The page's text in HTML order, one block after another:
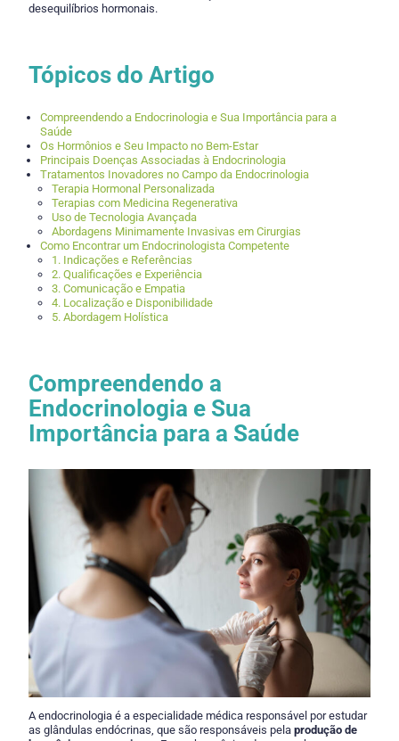
desequilíbrios hormonais.
Tópicos do Artigo
Compreendendo a Endocrinologia e Sua Importância para a
Saúde
Os Hormônios e Seu Impacto no Bem-Estar
Principais Doenças Associadas à Endocrinologia
Tratamentos Inovadores no Campo da Endocrinologia
Terapia Hormonal Personalizada
Terapias com Medicina Regenerativa
Uso de Tecnologia Avançada
Abordagens Minimamente Invasivas em Cirurgias
Como Encontrar um Endocrinologista Competente
1. Indicações e Referências
2. Qualificações e Experiência
3. Comunicação e Empatia
4. Localização e Disponibilidade
5. Abordagem Holística
Compreendendo a
Endocrinologia e Sua
Importância para a Saúde
A endocrinologia é a especialidade médica responsável por estudar
as glândulas endócrinas, que são responsáveis pelaprodução de